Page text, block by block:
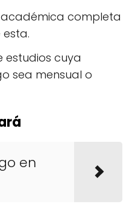
completa
estudios cuya
sea mensual o
en